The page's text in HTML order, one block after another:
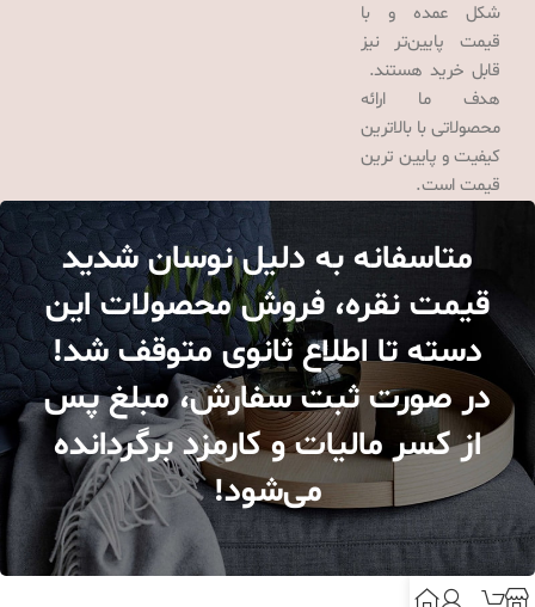
شکل عمده و با
قیمت پایین‌تر نیز
قابل خرید هستند.
هدف ما ارائه
محصولاتی با بالاترین
کیفیت و پایین ترین
قیمت است.
متاسفانه به دلیل نوسان شدید
قیمت نقره، فروش محصولات این
دسته تا اطلاع ثانوی متوقف شد!
در صورت ثبت سفارش، مبلغ پس
از کسر مالیات و کارمزد برگردانده
می‌شود!